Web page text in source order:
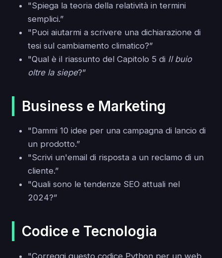
"Spiega la teoria della relatività in termini
semplici.”
"Puoi aiutarmi a scrivere una dichiarazione di
tesi sul cambiamento climatico?”
"Qual è il riassunto del Capitolo 5 di Il buio
oltre la siepe?”
Business e Marketing
"Dammi 10 idee per una campagna di lancio di
un prodotto.”
"Scrivi un'email di risposta a un reclamo di un
cliente.”
"Quali sono le tendenze SEO attuali nel
2024?”
Codice e Tecnologia
"Correggi questo codice Python per un web